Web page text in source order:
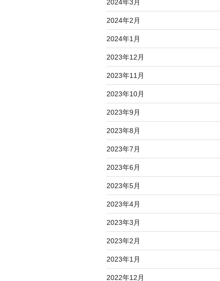
2024年3月
2024年2月
2024年1月
2023年12月
2023年11月
2023年10月
2023年9月
2023年8月
2023年7月
2023年6月
2023年5月
2023年4月
2023年3月
2023年2月
2023年1月
2022年12月